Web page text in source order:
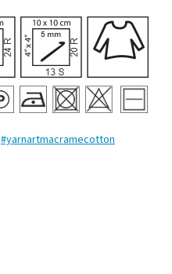
#yarnartmacramecotton